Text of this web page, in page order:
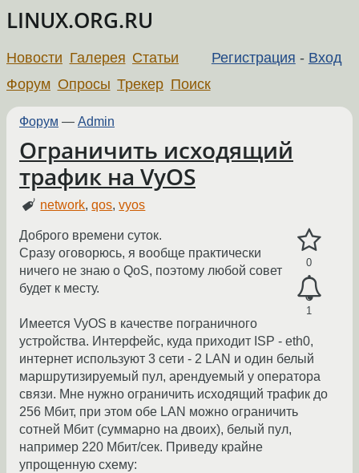
LINUX.ORG.RU
Регистрация - Вход
Новости Галерея Статьи
Форум Опросы Трекер Поиск
Форум — Admin
Ограничить исходящий
трафик на VyOS
network,qos,vyos
0
1
Доброго времени суток.
Сразу оговорюсь, я вообще практически
ничего не знаю о QoS, поэтому любой совет
будет к месту.
Имеется VyOS в качестве пограничного
устройства. Интерфейс, куда приходит ISP - eth0,
интернет используют 3 сети - 2 LAN и один белый
маршрутизируемый пул, арендуемый у оператора
связи. Мне нужно ограничить исходящий трафик до
256 Мбит, при этом обе LAN можно ограничить
сотней Мбит (суммарно на двоих), белый пул,
например 220 Мбит/сек. Приведу крайне
упрощенную схему: